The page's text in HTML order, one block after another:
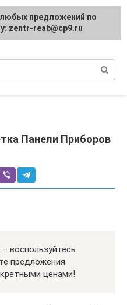
и
Панели Приборов
воспользуйтесь
предложения
ценами!
предложений по
zentr-reab@cp9.ru